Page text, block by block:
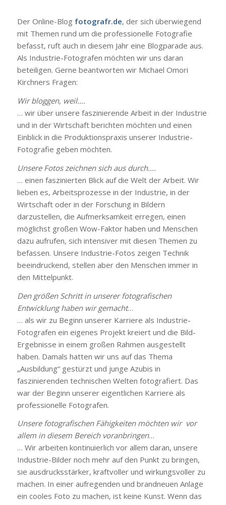
Der Online-Blog fotografr.de, der sich überwiegend
mit Themen rund um die professionelle Fotografie
befasst, ruft auch in diesem Jahr eine Blogparade aus.
Als Industrie-Fotografen möchten wir uns daran
beteiligen. Gerne beantworten wir Michael Omori
Kirchners Fragen:
Wir bloggen, weil….
… wir über unsere faszinierende Arbeit in der Industrie
und in der Wirtschaft berichten möchten und einen
Einblick in die Produktionspraxis unserer Industrie-
Fotografie geben möchten.
Unsere Fotos zeichnen sich aus durch….
… einen faszinierten Blick auf die Welt der Arbeit. Wir
lieben es, Arbeitsprozesse in der Industrie, in der
Wirtschaft oder in der Forschung in Bildern
darzustellen, die Aufmerksamkeit erregen, einen
möglichst großen Wow-Faktor haben und Menschen
dazu aufrufen, sich intensiver mit diesen Themen zu
befassen. Unsere Industrie-Fotos zeigen Technik
beeindruckend, stellen aber den Menschen immer in
den Mittelpunkt.
Den größen Schritt in unserer fotografischen
Entwicklung haben wir gemacht…
… als wir zu Beginn unserer Karriere als Industrie-
Fotografen ein eigenes Projekt kreiert und die Bild-
Ergebnisse in einem großen Rahmen ausgestellt
haben. Damals hatten wir uns auf das Thema
„Ausbildung“ gestürzt und junge Azubis in
faszinierenden technischen Welten fotografiert. Das
war der Beginn unserer eigentlichen Karriere als
professionelle Fotografen.
Unsere fotografischen Fähigkeiten möchten wir vor
allem in diesem Bereich voranbringen…
… Wir arbeiten kontinuierlich vor allem daran, unsere
Industrie-Bilder noch mehr auf den Punkt zu bringen,
sie ausdrucksstärker, kraftvoller und wirkungsvoller zu
machen. In einer aufregenden und brandneuen Anlage
ein cooles Foto zu machen, ist keine Kunst. Wenn das